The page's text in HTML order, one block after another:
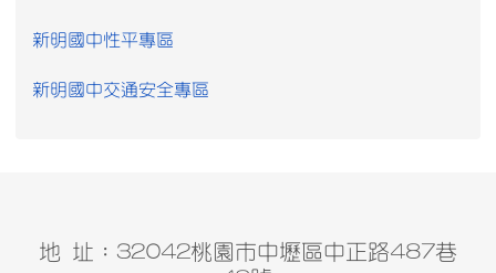
新明國中性平專區
新明國中交通安全專區
地 址：32042桃園市中壢區中正路487巷